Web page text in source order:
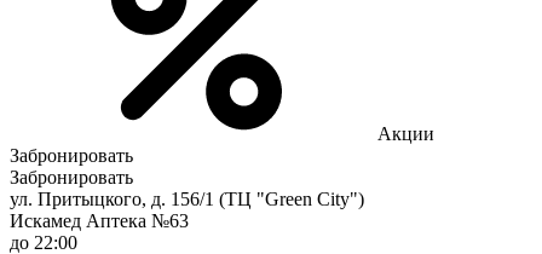
Акции
Забронировать
Забронировать
ул. Притыцкого, д. 156/1 (ТЦ "Green City")
Искамед Аптека №63
до 22:00